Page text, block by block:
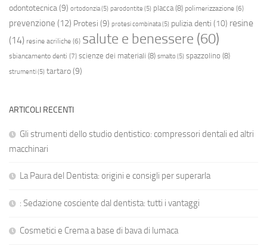
odontotecnica (9) ortodonzia(5) parodontite (5) placca(8) polimerizzazione (6)
prevenzione (12) Protesi (9) protesi combinata(5) pulizia denti (10) resine
(14) resine acriliche (6) salute e benessere (60)
sbiancamento denti (7) scienze dei materiali (8) smalto(5) spazzolino (8)
strumenti(5) tartaro(9)
ARTICOLI RECENTI
Gli strumenti dello studio dentistico: compressori dentali ed altri
macchinari
La Paura del Dentista: origini e consigli per superarla
: Sedazione cosciente dal dentista: tutti i vantaggi
Cosmetici e Crema a base di bava di lumaca